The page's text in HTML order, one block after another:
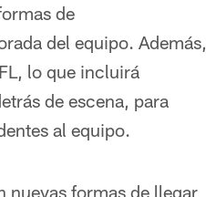
de
del equipo. Además,
lo que incluirá
de escena, para
al equipo.
nuevas formas de llegar